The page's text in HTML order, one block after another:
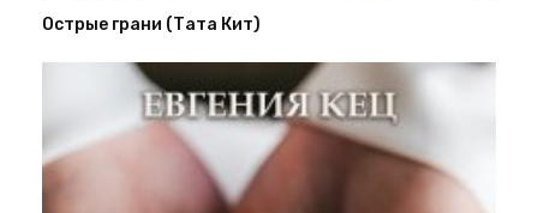
Острые грани (Тата Кит)